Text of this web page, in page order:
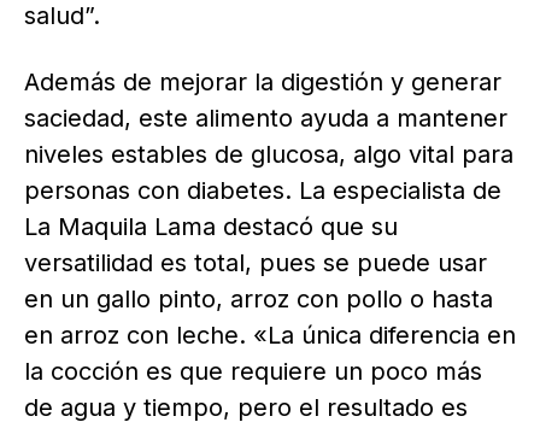
salud”.
Además de mejorar la digestión y generar
saciedad, este alimento ayuda a mantener
niveles estables de glucosa, algo vital para
personas con diabetes. La especialista de
La Maquila Lama destacó que su
versatilidad es total, pues se puede usar
en un gallo pinto, arroz con pollo o hasta
en arroz con leche. «La única diferencia en
la cocción es que requiere un poco más
de agua y tiempo, pero el resultado es